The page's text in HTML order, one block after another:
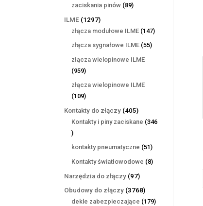
zaciskania pinów 8989
ILME 12971297
produktów
złącza modułowe ILME 147147
złącza sygnałowe ILME 5555
złącza wielopinowe ILME
959959
produktów
złącza wielopinowe ILME
109109
produktów
Kontakty do złączy 405405
produktów
Kontakty i piny zaciskane 346
346
produktów
kontakty pneumatyczne 5151
produktów
Kontakty światłowodowe 88
Narzędzia do złączy 9797
produktów
Obudowy do złączy 37683768
produktów
dekle zabezpieczające 179179